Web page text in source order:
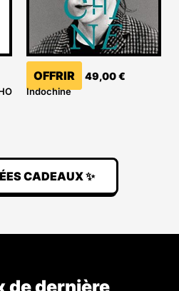
OFFRIR 49,00€
Indochine
CADEAUX ✨
de dernière